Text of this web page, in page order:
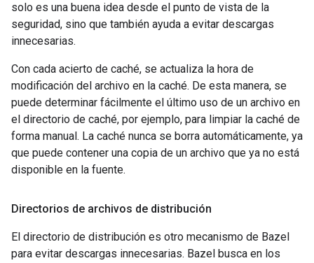
solo es una buena idea desde el punto de vista de la
seguridad, sino que también ayuda a evitar descargas
innecesarias.
Con cada acierto de caché, se actualiza la hora de
modificación del archivo en la caché. De esta manera, se
puede determinar fácilmente el último uso de un archivo en
el directorio de caché, por ejemplo, para limpiar la caché de
forma manual. La caché nunca se borra automáticamente, ya
que puede contener una copia de un archivo que ya no está
disponible en la fuente.
Directorios de archivos de distribución
El directorio de distribución es otro mecanismo de Bazel
para evitar descargas innecesarias. Bazel busca en los